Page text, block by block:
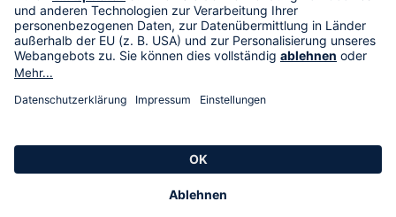
HSE International